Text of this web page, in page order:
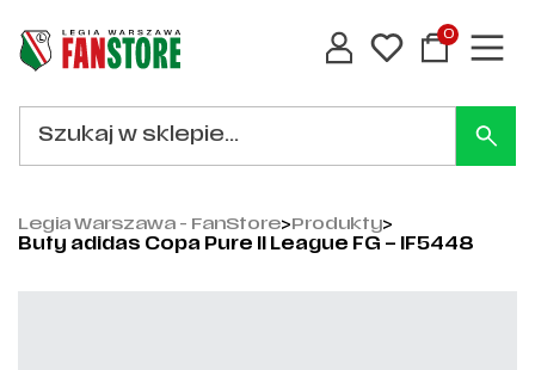
0
Legia Warszawa - FanStore>Produkty>
Buty adidas Copa Pure II League FG – IF5448